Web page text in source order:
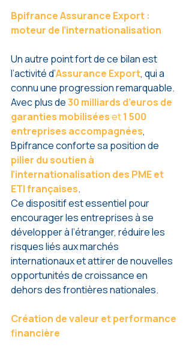
Bpifrance Assurance Export :
moteur de l’internationalisation
Un autre point fort de ce bilan est
l’activité d’Assurance Export, qui a
connu une progression remarquable.
Avec plus de 30 milliards d’euros de
garanties mobilisées et 1 500
entreprises accompagnées,
Bpifrance conforte sa position de
pilier du soutien à
l’internationalisation des PME et
ETI françaises.
Ce dispositif est essentiel pour
encourager les entreprises à se
développer à l’étranger, réduire les
risques liés aux marchés
internationaux et attirer de nouvelles
opportunités de croissance en
dehors des frontières nationales.
Création de valeur et performance
financière